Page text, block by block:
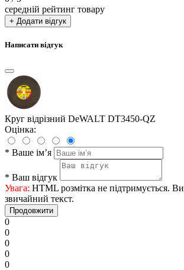
середній рейтинг товару
+ Додати відгук
Написати відгук
Круг відрізний DeWALT DT3450-QZ
Оцінка:
* Ваше ім’я
* Ваш відгук
Увага: HTML розмітка не підтримується.
звичайний текст.
Продовжити
0
0
0
0
0